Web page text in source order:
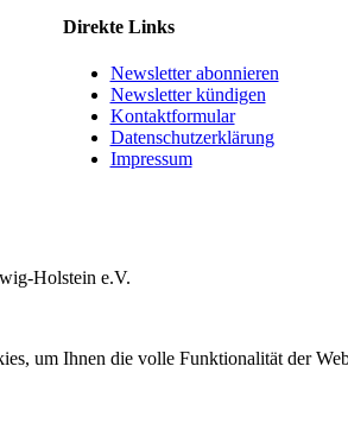
Direkte Links
Newsletter abonnieren
Newsletter kündigen
Kontaktformular
Datenschutzerklärung
Impressum
Holstein e.V.
um Ihnen die volle Funktionalität der